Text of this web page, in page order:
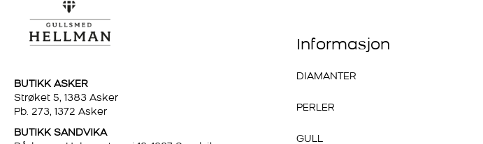
BUTIKK ASKER
Strøket 5, 1383 Asker
Pb. 273, 1372 Asker
BUTIKK SANDVIKA
Informasjon
DIAMANTER
PERLER
GULL